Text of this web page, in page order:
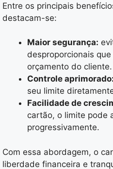
Entre os principais
destacam-se:
Maior segurança:
desproporcionais
orçamento do cliente.
Controle aprimorado:
seu limite
Facilidade de
cartão, o limite pode
progressivamente.
Com essa abordagem, o
liberdade financeira e